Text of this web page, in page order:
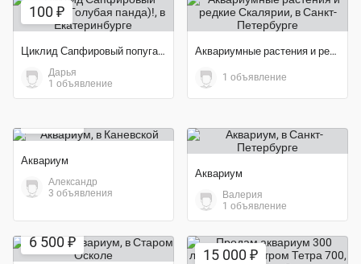
100 ₽
Циклид Сапфировый попугай (Голубая панда)!
Дарья
1 объявление
Аквариумные растения и редкие Скалярии
1 объявление
Аквариум
Александр
3 объявления
Аквариум
Валерия
1 объявление
6 500 ₽
15 000 ₽